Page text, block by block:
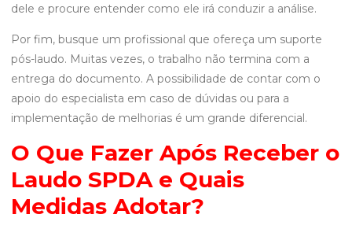
dele e procure entender como ele irá conduzir a análise.
Por fim, busque um profissional que ofereça um suporte
pós-laudo. Muitas vezes, o trabalho não termina com a
entrega do documento. A possibilidade de contar com o
apoio do especialista em caso de dúvidas ou para a
implementação de melhorias é um grande diferencial.
O Que Fazer Após Receber o
Laudo SPDA e Quais
Medidas Adotar?